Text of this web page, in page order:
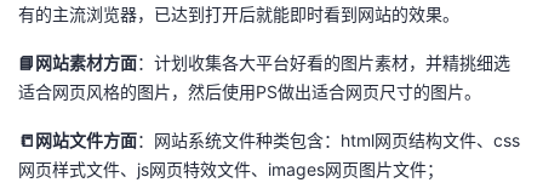
有的主流浏览器，已达到打开后就能即时看到网站的效果。
📘网站素材方面：计划收集各大平台好看的图片素材，并精挑细选
适合网页风格的图片，然后使用PS做出适合网页尺寸的图片。
📒网站文件方面：网站系统文件种类包含：html网页结构文件、css
网页样式文件、js网页特效文件、images网页图片文件；